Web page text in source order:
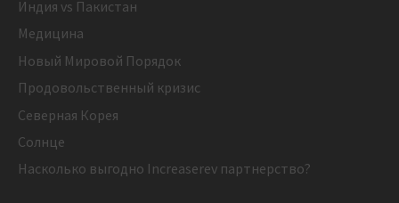
Индия vs Пакистан
Медицина
Новый Мировой Порядок
Продовольственный кризис
Северная Корея
Солнце
Насколько выгодно Increaserev партнерство?